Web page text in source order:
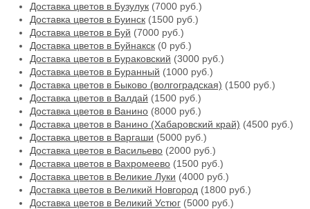
Доставка цветов в Бузулук (7000 руб.)
Доставка цветов в Буинск (1500 руб.)
Доставка цветов в Буй (7000 руб.)
Доставка цветов в Буйнакск (0 руб.)
Доставка цветов в Бураковский (3000 руб.)
Доставка цветов в Буранный (1000 руб.)
Доставка цветов в Быково (волгоградская) (1500 руб.)
Доставка цветов в Валдай (1500 руб.)
Доставка цветов в Ванино (8000 руб.)
Доставка цветов в Ванино (Хабаровский край) (4500 руб.)
Доставка цветов в Варгаши (5000 руб.)
Доставка цветов в Васильево (2000 руб.)
Доставка цветов в Вахромеево (1500 руб.)
Доставка цветов в Великие Луки (4000 руб.)
Доставка цветов в Великий Новгород (1800 руб.)
Доставка цветов в Великий Устюг (5000 руб.)